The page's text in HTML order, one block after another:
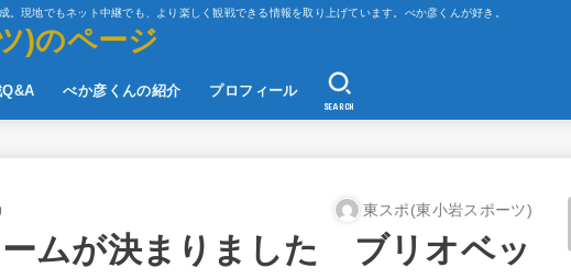
現地でもネット中継でも、より楽しく観戦できる情報を取り上げています。べか彦くんが好き。
)のページ
べか彦くんの紹介 プロフィール
SEARCH
東スポ(東小岩スポーツ)
ムが決まりました ブリオベッ